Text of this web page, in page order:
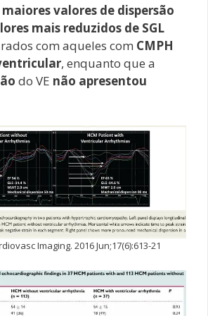
maiores valores de dispersão
mais reduzidos de SGL
com aqueles com CMPH
, enquanto que a
do VE não apresentou
Imaging. 2016 Jun;17(6):613-21